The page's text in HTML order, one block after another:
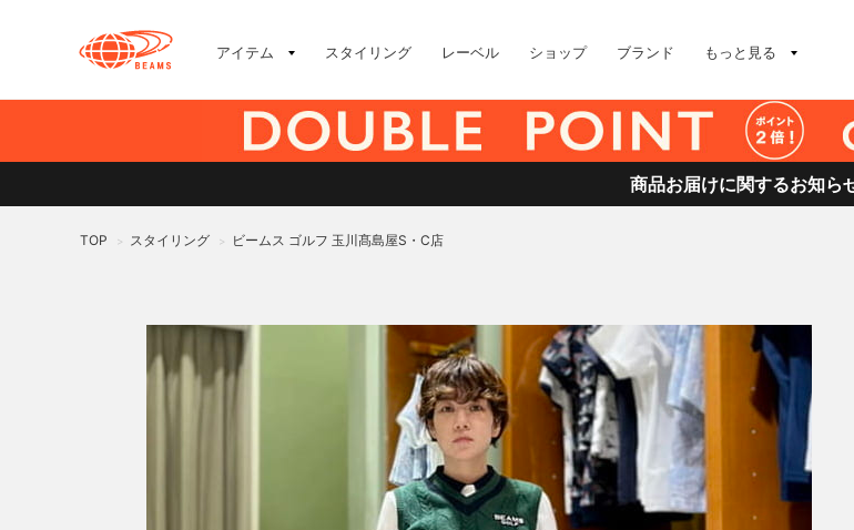
アイテム スタイリング レーベル ショップ ブランド もっと見る
商品お届けに関するお知ら
TOP > スタイリング > ビームス ゴルフ 玉川髙島屋S・C店